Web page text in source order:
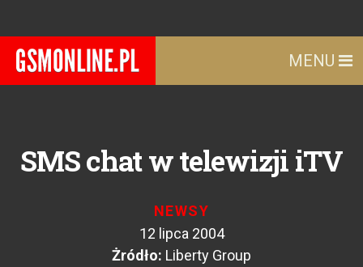
MENU
SMS chat w telewizji iTV
NEWSY
12 lipca 2004
Żródło: Liberty Group